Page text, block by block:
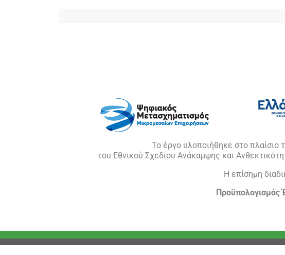
Το έργο υλοποιήθηκε στο
του Εθνικού Σχεδίου Ανάκαμψης και
H επίσημη
Προϋπολογισμός